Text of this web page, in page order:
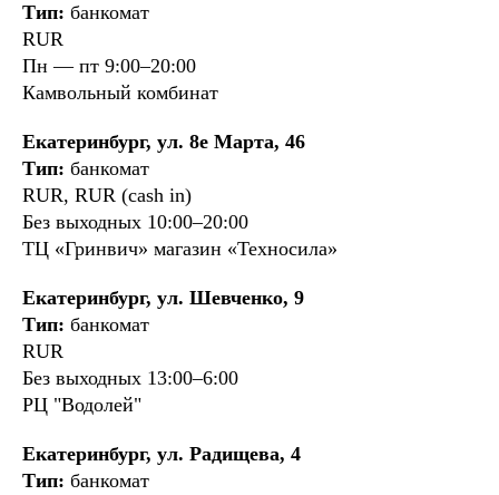
Тип: банкомат
RUR
Пн — пт 9:00–20:00
Камвольный комбинат
Екатеринбург, ул. 8е Марта, 46
Тип: банкомат
RUR, RUR (cash in)
Без выходных 10:00–20:00
ТЦ «Гринвич» магазин «Техносила»
Екатеринбург, ул. Шевченко, 9
Тип: банкомат
RUR
Без выходных 13:00–6:00
РЦ "Водолей"
Екатеринбург, ул. Радищева, 4
Тип: банкомат